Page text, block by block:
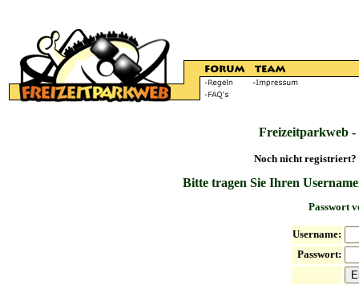
Freizeitparkweb
Noch nicht registriert?
Bitte tragen Sie Ihren
Passwort
Username:
Passwort: